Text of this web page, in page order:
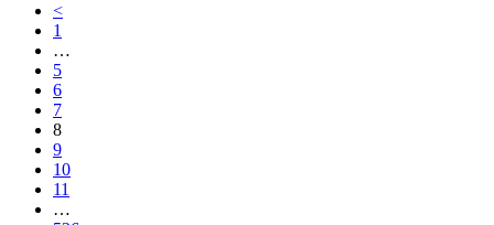
<
1
…
5
6
7
8
9
10
11
…